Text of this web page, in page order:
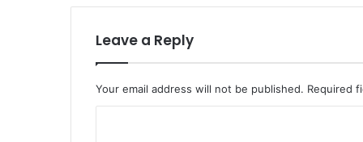
Leave a Reply
Your email address will not be published. Required